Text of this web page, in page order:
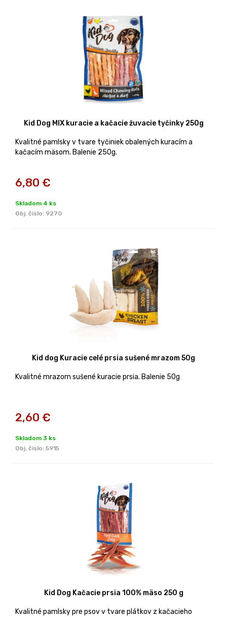
Kid Dog MIX kuracie a kačacie žuvacie tyčinky 250g
Kvalitné pamlsky v tvare tyčiniek obalených kuracím a
kačacím mäsom. Balenie 250g.
6,80 €
Skladom 4 ks
Obj. čislo: 9270
Kid dog Kuracie celé prsia sušené mrazom 50g
Kvalitné mrazom sušené kuracie prsia. Balenie 50g
2,60 €
Skladom 3 ks
Obj. čislo: 5915
Kid Dog Kačacie prsia 100% mäso 250 g
Kvalitné pamlsky pre psov v tvare plátkov z kačacieho